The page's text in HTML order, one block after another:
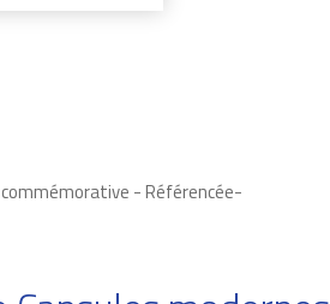
commémorative - Référencée-